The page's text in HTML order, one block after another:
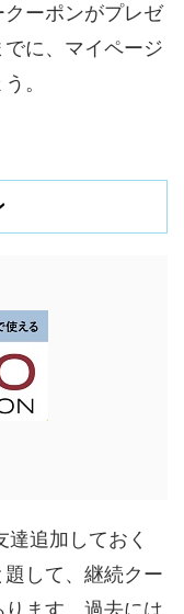
ーポンがプレゼ
に、マイページ
。
追加しておく
して、継続クー
ます。過去には